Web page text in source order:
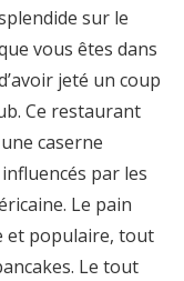
sur le
vous êtes dans
jeté un coup
Ce restaurant
caserne
par les
Le pain
et populaire, tout
Le tout